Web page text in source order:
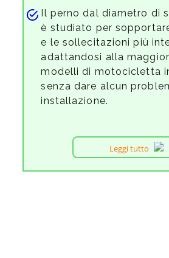
Il perno dal diametro di
è studiato per
e le sollecitazioni più
adattandosi alla
modelli di motocicletta
senza dare alcun
installazione.
Leggi tutto